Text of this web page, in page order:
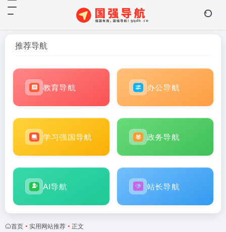
推荐导航
教育导航 办公导航
学习强国导航 政务导航
AI导航 站长导航
首页 • 实用网站推荐 • 正文